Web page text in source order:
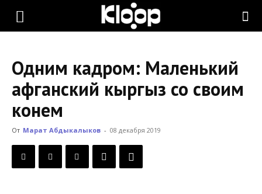
KLOOP.KG
Новости
Кыргызстана
Одним кадром: Маленький
афганский кыргыз со своим
конем
От Марат Абдыкалыков - 08 декабря 2019